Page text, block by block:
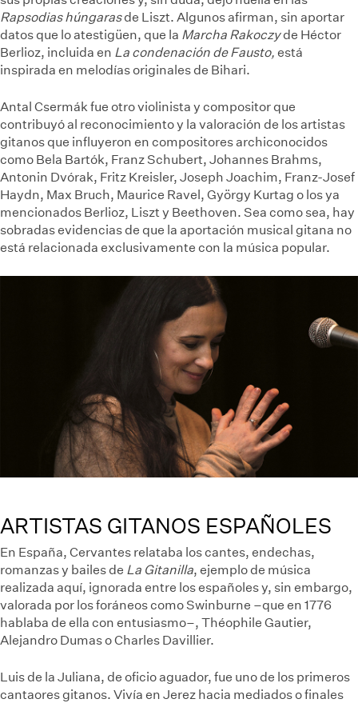
Rapsodias húngarasde Liszt. Algunos afirman, sin aportar
datos que lo atestigüen, que la Marcha Rakoczyde Héctor
Berlioz, incluida en La condenación de Fausto, está
inspirada en melodías originales de Bihari.
Antal Csermák fue otro violinista y compositor que
contribuyó al reconocimiento y la valoración de los artistas
gitanos que influyeron en compositores archiconocidos
como Bela Bartók, Franz Schubert, Johannes Brahms,
Antonin Dvórak, Fritz Kreisler, Joseph Joachim, Franz-Josef
Haydn, Max Bruch, Maurice Ravel, György Kurtag o los ya
mencionados Berlioz, Liszt y Beethoven. Sea como sea, hay
sobradas evidencias de que la aportación musical gitana no
está relacionada exclusivamente con la música popular.
ARTISTAS GITANOS ESPAÑOLES
En España, Cervantes relataba los cantes, endechas,
romanzas y bailes de La Gitanilla, ejemplo de música
realizada aquí, ignorada entre los españoles y, sin embargo,
valorada por los foráneos como Swinburne –que en 1776
hablaba de ella con entusiasmo–, Théophile Gautier,
Alejandro Dumas o Charles Davillier.
Luis de la Juliana, de oficio aguador, fue uno de los primeros
cantaores gitanos. Vivía en Jerez hacia mediados o finales